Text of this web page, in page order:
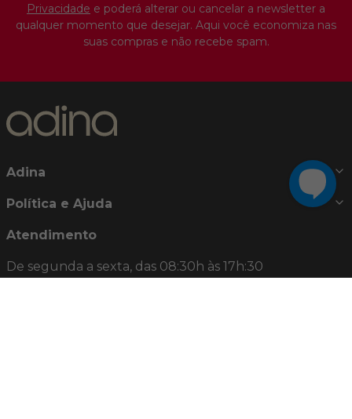
Privacidade e poderá alterar ou cancelar a newsletter a
qualquer momento que desejar. Aqui você economiza nas
suas compras e não recebe spam.
Adina
Política e Ajuda
Atendimento
De segunda a sexta, das 08:30h às 17h:30